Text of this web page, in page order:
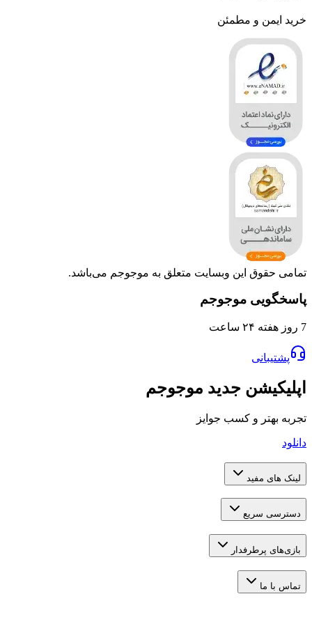
و مطمئن
این وبسایت متعلق به موجوجم می‌باشد.
موجوجم
جدید موجوجم
و کسب جوایز
مفید
سریع
پرطرفدار